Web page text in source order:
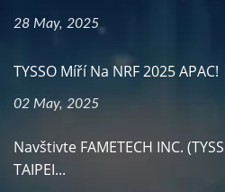
28 May, 2025
TYSSO Míří Na NRF 2025 APAC!
02 May, 2025
Navštivte FAMETECH INC.
TAIPEI...